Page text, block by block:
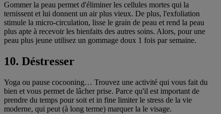
Gommer la peau permet d'éliminer les cellules mortes qui la
ternissent et lui donnent un air plus vieux. De plus, l'exfoliation
stimule la micro-circulation, lisse le grain de peau et rend la peau
plus apte à recevoir les bienfaits des autres soins. Alors, pour une
peau plus jeune utilisez un gommage doux 1 fois par semaine.
10. Déstresser
Yoga ou pause cocooning… Trouvez une activité qui vous fait du
bien et vous permet de lâcher prise. Parce qu'il est important de
prendre du temps pour soit et in fine limiter le stress de la vie
moderne, qui peut (à long terme) marquer la le visage.